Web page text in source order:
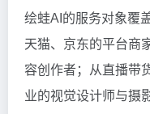
绘蛙AI的服务对象覆
天猫、京东的平台商
容创作者；从直播带
业的视觉设计师与摄